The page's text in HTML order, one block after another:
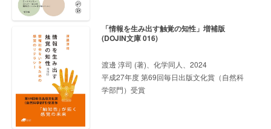
「情報を生み出す触覚の知性」増補版
(DOJIN文庫 016)
渡邊 淳司 (著)、化学同人、2024
平成27年度 第69回毎日出版文化賞（自然科
学部門）受賞